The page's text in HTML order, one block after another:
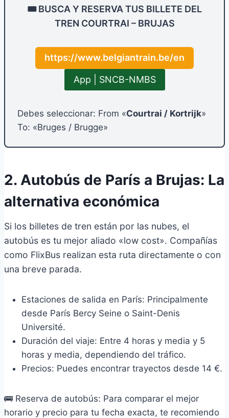
🎟️ BUSCA Y RESERVA TUS BILLETE DEL
TREN COURTRAI – BRUJAS
https://www.belgiantrain.be/en
App | SNCB-NMBS
Debes seleccionar: From «Courtrai / Kortrijk»
To: «Bruges / Brugge»
2. Autobús de París a Brujas: La
alternativa económica
Si los billetes de tren están por las nubes, el
autobús es tu mejor aliado «low cost». Compañías
como FlixBus realizan esta ruta directamente o con
una breve parada.
Estaciones de salida en París: Principalmente
desde París Bercy Seine o Saint-Denis
Université.
Duración del viaje: Entre 4 horas y media y 5
horas y media, dependiendo del tráfico.
Precios: Puedes encontrar trayectos desde 14 €.
🚌 Reserva de autobús: Para comparar el mejor
horario y precio para tu fecha exacta, te recomiendo